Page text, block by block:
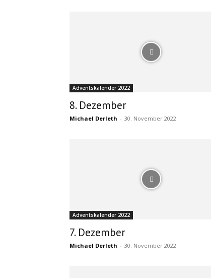
Adventskalender 2022
8. Dezember
Michael Derleth - 30. November 2022
Adventskalender 2022
7. Dezember
Michael Derleth - 30. November 2022